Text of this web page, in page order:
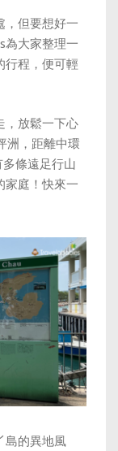
，但要想好一
為大家整理一
行程，便可輕
，放鬆一下心
洲 ， 距離中環
條遠足行山
家庭！快來一
島的異地風